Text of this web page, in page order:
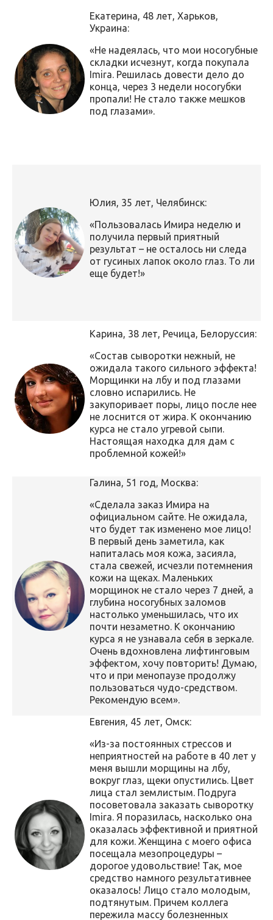
Екатерина, 48 лет, Харьков,
Украина:
«Не надеялась, что мои носогубные
складки исчезнут, когда покупала
Imira. Решилась довести дело до
конца, через 3 недели носогубки
пропали! Не стало также мешков
под глазами».
Юлия, 35 лет, Челябинск:
«Пользовалась Имира неделю и
получила первый приятный
результат – не осталось ни следа
от гусиных лапок около глаз. То ли
еще будет!»
Карина, 38 лет, Речица, Белоруссия:
«Состав сыворотки нежный, не
ожидала такого сильного эффекта!
Морщинки на лбу и под глазами
словно испарились. Не
закупоривает поры, лицо после нее
не лоснится от жира. К окончанию
курса не стало угревой сыпи.
Настоящая находка для дам с
проблемной кожей!»
Галина, 51 год, Москва:
«Сделала заказ Имира на
официальном сайте. Не ожидала,
что будет так изменено мое лицо!
В первый день заметила, как
напиталась моя кожа, засияла,
стала свежей, исчезли потемнения
кожи на щеках. Маленьких
морщинок не стало через 7 дней, а
глубина носогубных заломов
настолько уменьшилась, что их
почти незаметно. К окончанию
курса я не узнавала себя в зеркале.
Очень вдохновлена лифтинговым
эффектом, хочу повторить! Думаю,
что и при менопаузе продолжу
пользоваться чудо-средством.
Рекомендую всем».
Евгения, 45 лет, Омск:
«Из-за постоянных стрессов и
неприятностей на работе в 40 лет у
меня вышли морщины на лбу,
вокруг глаз, щеки опустились. Цвет
лица стал землистым. Подруга
посоветовала заказать сыворотку
Imira. Я поразилась, насколько она
оказалась эффективной и приятной
для кожи. Женщина с моего офиса
посещала мезопроцедуры –
дорогое удовольствие! Так, мое
средство намного результативнее
оказалось! Лицо стало молодым,
подтянутым. Причем коллега
пережила массу болезненных